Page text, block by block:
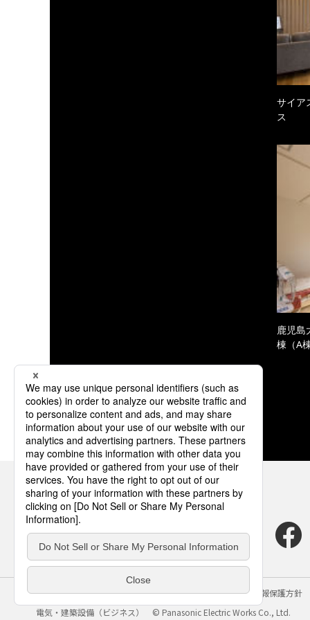
サイア
ス
鹿児島
棟（A
サイトのご利用にあたって クッキーポリシー
個人情報保護方針
電気・建築設備（ビジネス）
© Panasonic Electric Works Co., Ltd.